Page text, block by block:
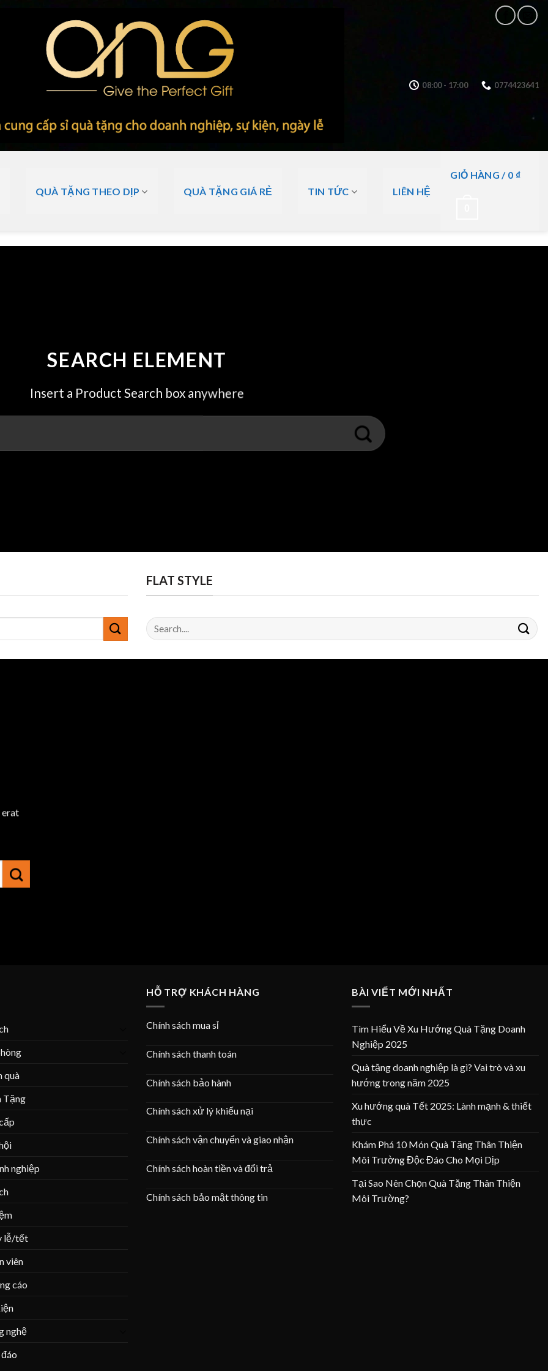
08:00 - 17:00 0774423641
QUÀ TẶNG THEO DỊP QUÀ TẶNG GIÁ RẺ TIN TỨC LIÊN HỆ
GIỎ HÀNG / 0 ₫
SEARCH ELEMENT
Insert a Product Search box anywhere
FLAT STYLE
Tìm
kiếm:
erat
quà
Tặng
nghiệp
lễ/tết
viên
cáo
nghệ
HỖ TRỢ KHÁCH HÀNG
Chính sách mua sỉ
Chính sách thanh toán
Chính sách bảo hành
Chính sách xử lý khiếu nại
Chính sách vận chuyển và giao nhận
Chính sách hoàn tiền và đổi trả
Chính sách bảo mật thông tin
BÀI VIẾT MỚI NHẤT
Tìm Hiểu Về Xu Hướng Quà Tặng Doanh
Nghiệp 2025
Quà tặng doanh nghiệp là gì? Vai trò và xu
hướng trong năm 2025
Xu hướng quà Tết 2025: Lành mạnh & thiết
thực
Khám Phá 10 Món Quà Tặng Thân Thiện
Môi Trường Độc Đáo Cho Mọi Dịp
Tại Sao Nên Chọn Quà Tặng Thân Thiện
Môi Trường?